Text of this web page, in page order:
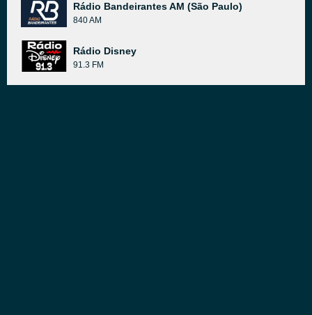
Rádio Bandeirantes AM (São Paulo)
840 AM
Rádio Disney
91.3 FM